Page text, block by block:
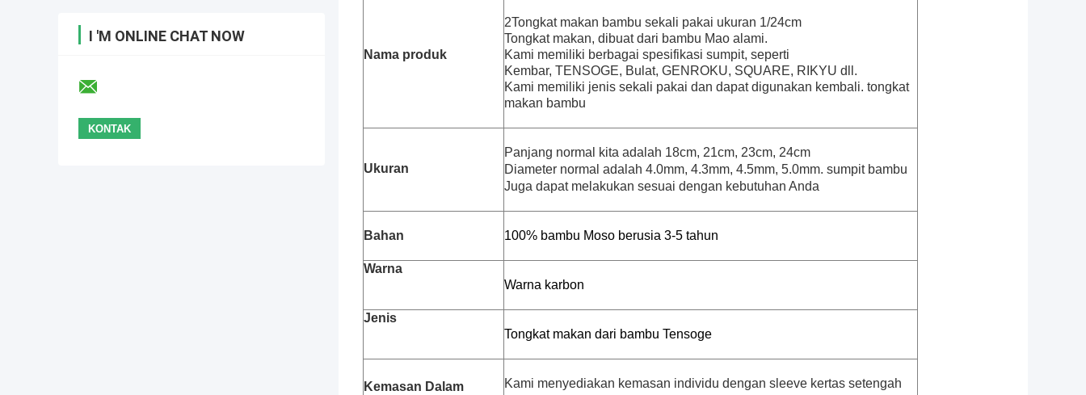
I 'M ONLINE CHAT NOW
Nama produk
2Tongkat makan bambu sekali pakai ukuran 1/24cm
Tongkat makan, dibuat dari bambu Mao alami.
Kami memiliki berbagai spesifikasi sumpit, seperti
Kembar, TENSOGE, Bulat, GENROKU, SQUARE, RIKYU dll.
Kami memiliki jenis sekali pakai dan dapat digunakan kembali. tongkat
makan bambu
Ukuran
Panjang normal kita adalah 18cm, 21cm, 23cm, 24cm
Diameter normal adalah 4.0mm, 4.3mm, 4.5mm, 5.0mm. sumpit bambu
Juga dapat melakukan sesuai dengan kebutuhan Anda
Bahan 100% bambu Moso berusia 3-5 tahun
Warna
Warna karbon
Jenis
Tongkat makan dari bambu Tensoge
Kemasan Dalam
Kami menyediakan kemasan individu dengan sleeve kertas setengah